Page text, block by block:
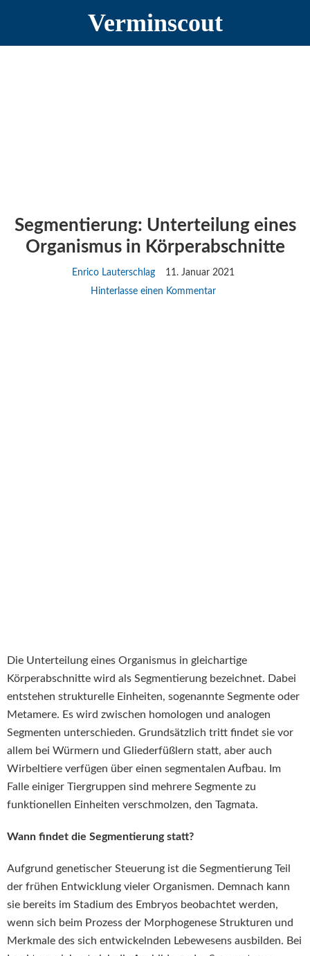
springen
springen
springen
Verminscout
Segmentierung: Unterteilung eines
Organismus in Körperabschnitte
Enrico Lauterschlag
11. Januar 2021
Hinterlasse einen Kommentar
Die Unterteilung eines Organismus in gleichartige
Körperabschnitte wird als Segmentierung bezeichnet. Dabei
entstehen strukturelle Einheiten, sogenannte Segmente oder
Metamere. Es wird zwischen homologen und analogen
Segmenten unterschieden. Grundsätzlich tritt findet sie vor
allem bei Würmern und Gliederfüßlern statt, aber auch
Wirbeltiere verfügen über einen segmentalen Aufbau. Im
Falle einiger Tiergruppen sind mehrere Segmente zu
funktionellen Einheiten verschmolzen, den Tagmata.
Wann findet die Segmentierung statt?
Aufgrund genetischer Steuerung ist die Segmentierung Teil
der frühen Entwicklung vieler Organismen. Demnach kann
sie bereits im Stadium des Embryos beobachtet werden,
wenn sich beim Prozess der Morphogenese Strukturen und
Merkmale des sich entwickelnden Lebewesens ausbilden. Bei